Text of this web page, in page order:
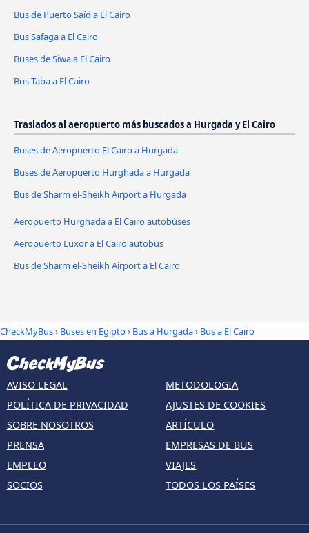
Bus de Puerto Saíd a El Cairo
Bus Safaga a El Cairo
Buses de Siwa a El Cairo
Bus Taba a El Cairo
Traslados al aeropuerto más buscados a Hurgada y El Cairo
Buses de Aeropuerto El Cairo a Hurgada
Buses de Aeropuerto Hurghada a Hurgada
Bus de Sharm el-Sheikh Airport a Hurgada
Aeropuerto Hurghada a El Cairo autobúses
Aeropuerto Luxor a El Cairo autobus
Bus de Sharm el-Sheikh Airport a El Cairo
CheckMyBus› Buses en Egipto› Bus a Hurgada› Bus a El Cairo
AVISO LEGAL
POLÍTICA DE PRIVACIDAD
SOBRE NOSOTROS
PRENSA
EMPLEO
SOCIOS
METODOLOGIA
AJUSTES DE COOKIES
ARTÍCULO
EMPRESAS DE BUS
VIAJES
TODOS LOS PAÍSES